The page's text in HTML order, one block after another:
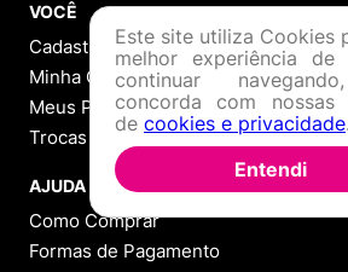
VOCÊ
Cadastre-se
Minha Conta
Meus Pedidos
Trocas e Devoluções
AJUDA
Como Comprar
Formas de Pagamento
Este site utiliza Cookies
melhor experiência de
continuar
concorda com nossas
de cookies e privacidade.
Entendi